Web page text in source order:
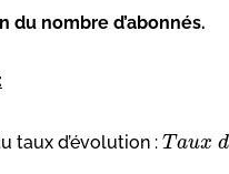
du nombre d’abonnés.
taux d’évolution : T aux d